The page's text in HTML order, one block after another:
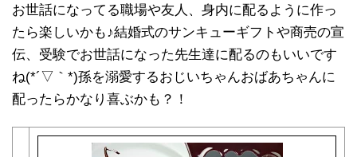
お世話になってる職場や友人、身内に配るように作っ
たら楽しいかも♪結婚式のサンキューギフトや商売の宣
伝、受験でお世話になった先生達に配るのもいいです
ね(*´▽｀*)孫を溺愛するおじいちゃんおばあちゃんに
配ったらかなり喜ぶかも？！